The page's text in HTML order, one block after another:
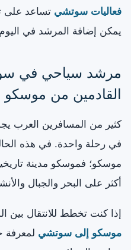
فعاليات سوتشي تساعد على
يمكن إضافة المرشد في
مرشد سياحي في
القادمين من موسكو
كثير من المسافرين العرب
في رحلة واحدة. في هذه
موسكو؛ فموسكو مدينة
أكثر على البحر والجبال
إذا كنت تخطط للانتقال بين
موسكو إلى سوتشي لمعرفة